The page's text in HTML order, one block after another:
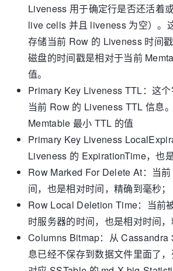
Liveness 用于确定行是否还活着
live cells 并且 liveness 为空）。
存储当前 Row 的 Liveness 时间
磁盘的时间戳是相对于当前
值。
Primary Key Liveness TTL：这
当前 Row 的 Liveness TTL 信息
Memtable 最小 TTL 的值
Primary Key Liveness
Liveness 的 ExpirationTime，也
Row Marked For Delete At：当
间，也是相对时间，精确到毫秒；
Row Local Deletion Time：当前
时服务器的时间，也是相对时间，
Columns Bitmap：从 Cassandra
息已经不保存到数据文件里面了